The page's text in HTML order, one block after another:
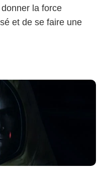
la force
et de se faire une